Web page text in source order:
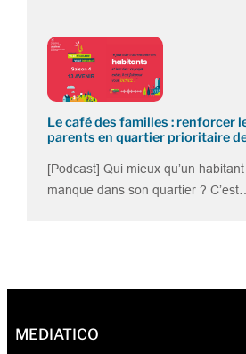
Le café des familles : renforcer
parents en quartier prioritaire
[Podcast] Qui mieux qu’un
manque dans son quartier ? C’est…
MEDIATICO